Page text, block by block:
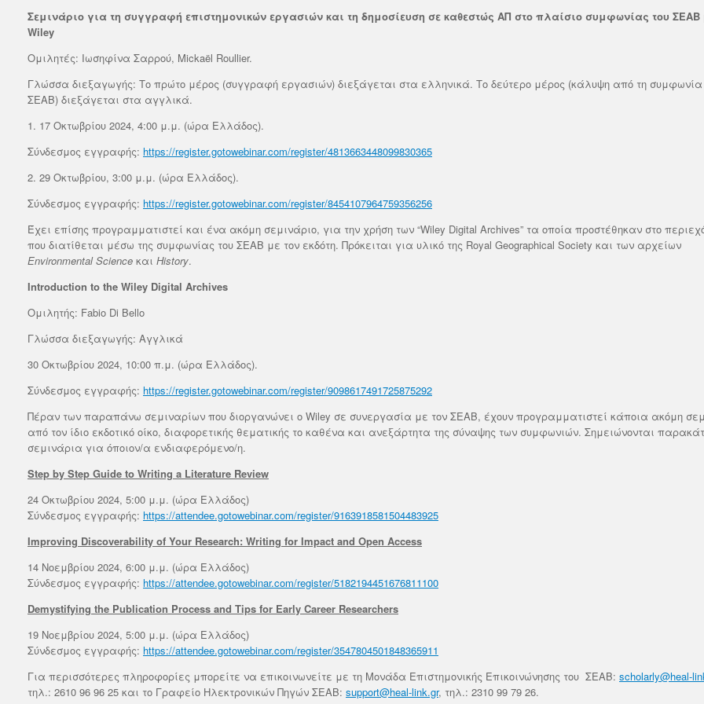
Σεμινάριο για τη συγγραφή επιστημονικών εργασιών και τη δημοσίευση σε καθεστώς ΑΠ στο πλαίσιο συμφωνίας του ΣΕΑΒ
Wiley
Ομιλητές: Ιωσηφίνα Σαρρού, Mickaël Roullier.
Γλώσσα διεξαγωγής: Το πρώτο μέρος (συγγραφή εργασιών) διεξάγεται στα ελληνικά. Το δεύτερο μέρος (κάλυψη από τη συμφωνία
ΣΕΑΒ) διεξάγεται στα αγγλικά.
1. 17 Οκτωβρίου 2024, 4:00 μ.μ. (ώρα Ελλάδος).
Σύνδεσμος εγγραφής: https://register.gotowebinar.com/register/4813663448099830365
2. 29 Οκτωβρίου, 3:00 μ.μ. (ώρα Ελλάδος).
Σύνδεσμος εγγραφής: https://register.gotowebinar.com/register/8454107964759356256
Έχει επίσης προγραμματιστεί και ένα ακόμη σεμινάριο, για την χρήση των “Wiley Digital Archives” τα οποία προστέθηκαν στο
που διατίθεται μέσω της συμφωνίας του ΣΕΑΒ με τον εκδότη. Πρόκειται για υλικό της Royal Geographical Society και των αρχείων
Environmental Science και History.
Introduction to the Wiley Digital Archives
Ομιλητής: Fabio Di Bello
Γλώσσα διεξαγωγής: Αγγλικά
30 Οκτωβρίου 2024, 10:00 π.μ. (ώρα Ελλάδος).
Σύνδεσμος εγγραφής: https://register.gotowebinar.com/register/9098617491725875292
Πέραν των παραπάνω σεμιναρίων που διοργανώνει ο Wiley σε συνεργασία με τον ΣΕΑΒ, έχουν προγραμματιστεί κάποια ακόμη
από τον ίδιο εκδοτικό οίκο, διαφορετικής θεματικής το καθένα και ανεξάρτητα της σύναψης των συμφωνιών. Σημειώνονται
σεμινάρια για όποιον/α ενδιαφερόμενο/η.
Step by Step Guide to Writing a Literature Review
24 Οκτωβρίου 2024, 5:00 μ.μ. (ώρα Ελλάδος)
Σύνδεσμος εγγραφής: https://attendee.gotowebinar.com/register/9163918581504483925
Improving Discoverability of Your Research: Writing for Impact and Open Access
14 Νοεμβρίου 2024, 6:00 μ.μ. (ώρα Ελλάδος)
Σύνδεσμος εγγραφής: https://attendee.gotowebinar.com/register/5182194451676811100
Demystifying the Publication Process and Tips for Early Career Researchers
19 Νοεμβρίου 2024, 5:00 μ.μ. (ώρα Ελλάδος)
Σύνδεσμος εγγραφής: https://attendee.gotowebinar.com/register/3547804501848365911
Για περισσότερες πληροφορίες μπορείτε να επικοινωνείτε με τη Μονάδα Επιστημονικής Επικοινώνησης του ΣΕΑΒ: scholarly@heal-
τηλ.: 2610 96 96 25 και το Γραφείο Ηλεκτρονικών Πηγών ΣΕΑΒ: support@heal-link.gr, τηλ.: 2310 99 79 26.
που θα πραγματοποιηθεί στις 17/6/2026
στις 14:30. Το περιεχόμενο αφορά...
Wiley στο πλαίσιο της